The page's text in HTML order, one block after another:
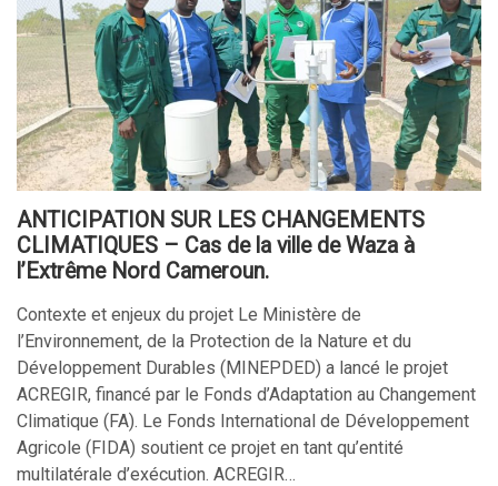
ANTICIPATION SUR LES CHANGEMENTS
CLIMATIQUES – Cas de la ville de Waza à
l’Extrême Nord Cameroun.
Contexte et enjeux du projet Le Ministère de
l’Environnement, de la Protection de la Nature et du
Développement Durables (MINEPDED) a lancé le projet
ACREGIR, financé par le Fonds d’Adaptation au Changement
Climatique (FA). Le Fonds International de Développement
Agricole (FIDA) soutient ce projet en tant qu’entité
multilatérale d’exécution. ACREGIR…